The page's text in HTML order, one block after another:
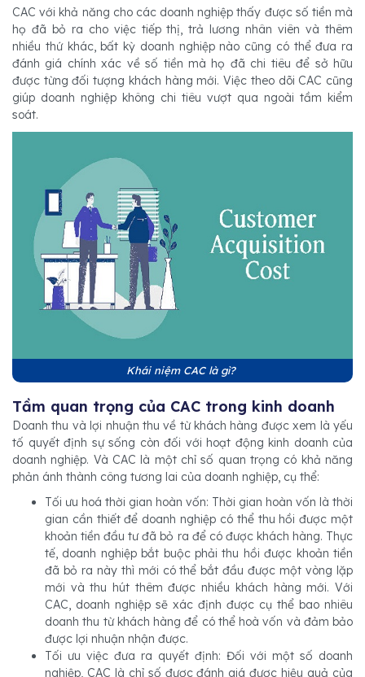
CAC với khả năng cho các doanh nghiệp thấy được số tiền mà
họ đã bỏ ra cho việc tiếp thị, trả lương nhân viên và thêm
nhiều thứ khác, bất kỳ doanh nghiệp nào cũng có thể đưa ra
đánh giá chính xác về số tiền mà họ đã chi tiêu để sở hữu
được từng đối tượng khách hàng mới. Việc theo dõi CAC cũng
giúp doanh nghiệp không chi tiêu vượt qua ngoài tầm kiểm
soát.
Khái niệm CAC là gì?
Tầm quan trọng của CAC trong kinh doanh
Doanh thu và lợi nhuận thu về từ khách hàng được xem là yếu
tố quyết định sự sống còn đối với hoạt động kinh doanh của
doanh nghiệp. Và CAC là một chỉ số quan trọng có khả năng
phản ánh thành công tương lai của doanh nghiệp, cụ thể:
Tối ưu hoá thời gian hoàn vốn: Thời gian hoàn vốn là thời
gian cần thiết để doanh nghiệp có thể thu hồi được một
khoản tiền đầu tư đã bỏ ra để có được khách hàng. Thực
tế, doanh nghiệp bắt buộc phải thu hồi được khoản tiền
đã bỏ ra này thì mới có thể bắt đầu được một vòng lặp
mới và thu hút thêm được nhiều khách hàng mới. Với
CAC, doanh nghiệp sẽ xác định được cụ thể bao nhiêu
doanh thu từ khách hàng để có thể hoà vốn và đảm bảo
được lợi nhuận nhận được.
Tối ưu việc đưa ra quyết định: Đối với một số doanh
nghiệp, CAC là chỉ số được đánh giá được hiệu quả của